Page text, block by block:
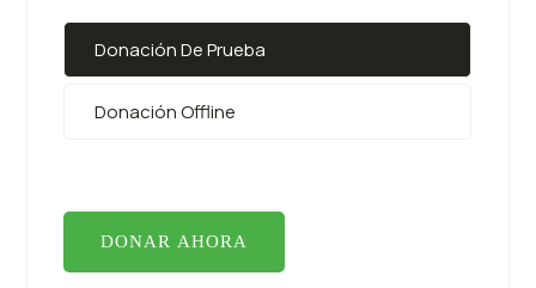
Donación De Prueba
Donación Offline